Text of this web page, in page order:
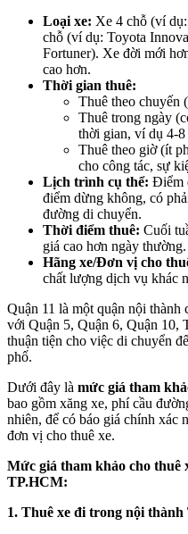
Loại xe: Xe 4 chỗ (ví
chỗ (ví dụ: Toyota
Fortuner). Xe đời mới
cao hơn.
Thời gian thuê:
Thuê theo chuyến
Thuê trong ngày
thời gian, ví dụ 4-
Thuê theo giờ (ít
cho công tác, sự
Lịch trình cụ thể: Điểm
điểm dừng không, có
đường di chuyển.
Thời điểm thuê: Cuối
giá cao hơn ngày thường.
Hãng xe/Đơn vị cho
chất lượng dịch vụ khác
Quận 11 là một quận nội
với Quận 5, Quận 6, Quận 10,
thuận tiện cho việc di chuyển
phố.
Dưới đây là mức giá tham
bao gồm xăng xe, phí cầu
nhiên, để có báo giá chính xác
đơn vị cho thuê xe.
Mức giá tham khảo cho thuê
TP.HCM:
1. Thuê xe đi trong nội